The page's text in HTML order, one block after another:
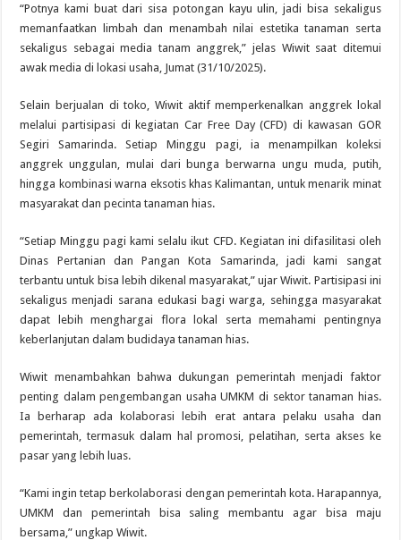
“Potnya kami buat dari sisa potongan kayu ulin, jadi bisa sekaligus
memanfaatkan limbah dan menambah nilai estetika tanaman serta
sekaligus sebagai media tanam anggrek,” jelas Wiwit saat ditemui
awak media di lokasi usaha, Jumat (31/10/2025).
Selain berjualan di toko, Wiwit aktif memperkenalkan anggrek lokal
melalui partisipasi di kegiatan Car Free Day (CFD) di kawasan GOR
Segiri Samarinda. Setiap Minggu pagi, ia menampilkan koleksi
anggrek unggulan, mulai dari bunga berwarna ungu muda, putih,
hingga kombinasi warna eksotis khas Kalimantan, untuk menarik minat
masyarakat dan pecinta tanaman hias.
“Setiap Minggu pagi kami selalu ikut CFD. Kegiatan ini difasilitasi oleh
Dinas Pertanian dan Pangan Kota Samarinda, jadi kami sangat
terbantu untuk bisa lebih dikenal masyarakat,” ujar Wiwit. Partisipasi ini
sekaligus menjadi sarana edukasi bagi warga, sehingga masyarakat
dapat lebih menghargai flora lokal serta memahami pentingnya
keberlanjutan dalam budidaya tanaman hias.
Wiwit menambahkan bahwa dukungan pemerintah menjadi faktor
penting dalam pengembangan usaha UMKM di sektor tanaman hias.
Ia berharap ada kolaborasi lebih erat antara pelaku usaha dan
pemerintah, termasuk dalam hal promosi, pelatihan, serta akses ke
pasar yang lebih luas.
“Kami ingin tetap berkolaborasi dengan pemerintah kota. Harapannya,
UMKM dan pemerintah bisa saling membantu agar bisa maju
bersama,” ungkap Wiwit.